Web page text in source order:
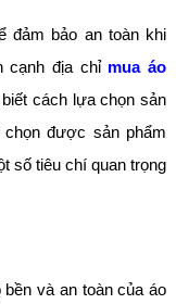
đảm bảo an toàn khi
cạnh địa chỉ mua áo
cách lựa chọn sản
được sản phẩm
số tiêu chí quan trọng
và an toàn của áo